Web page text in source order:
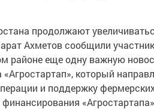
продолжают
Ахметов сообщили
районе еще одну важную
«Агростартап», который
и поддержку
«Агростартапа»